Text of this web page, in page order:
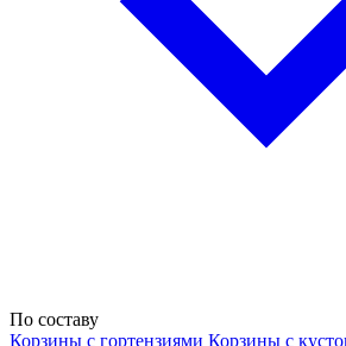
По составу
Корзины с гортензиями Корзины с